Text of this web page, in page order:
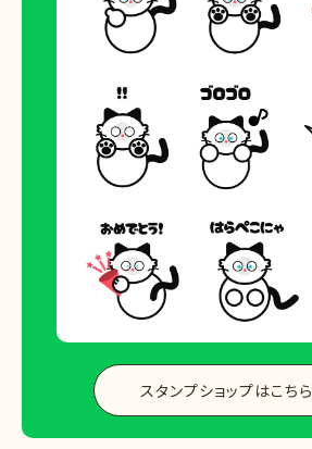
スタンプショップはこちら